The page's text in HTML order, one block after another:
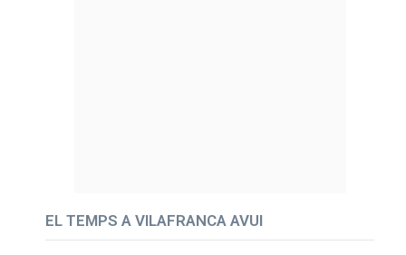
EL TEMPS A VILAFRANCA AVUI